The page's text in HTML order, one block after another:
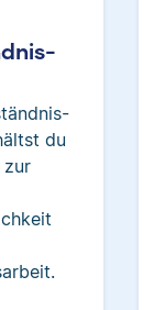
du
zur